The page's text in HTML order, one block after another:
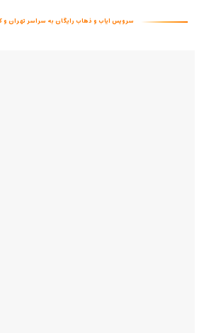
سرویس ایاب و ذهاب رایگان به سراسر تهران و